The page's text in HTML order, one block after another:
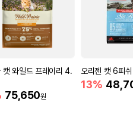
캣 와일드 프레이리 4.
75,650원
오리젠 캣 6피
13%